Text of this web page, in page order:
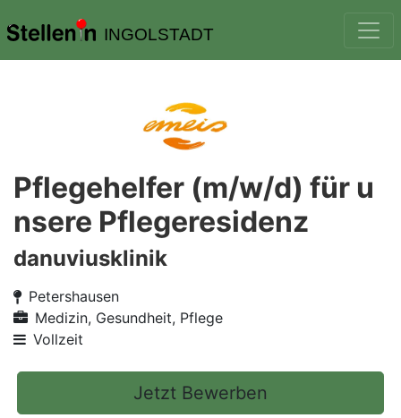
INGOLSTADT
Pflegehelfer (m/w/d) für u
nsere Pflegeresidenz
danuviusklinik
Petershausen
Medizin, Gesundheit, Pflege
Vollzeit
Jetzt Bewerben